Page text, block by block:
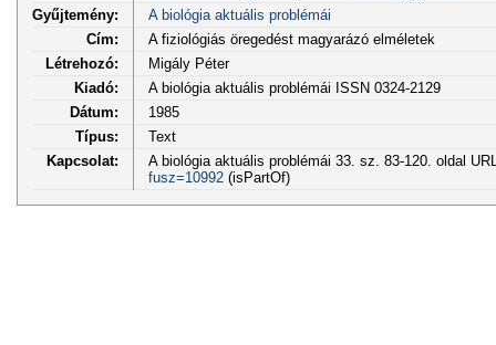
Gyűjtemény:
A biológia aktuális problémái
Cím:
A fiziológiás öregedést magyarázó elméletek
Létrehozó:
Migály Péter
Kiadó:
A biológia aktuális problémái ISSN 0324-2129
Dátum:
1985
Típus:
Text
Kapcsolat:
A biológia aktuális problémái 33. sz. 83-120. oldal
fusz=10992(isPartOf)